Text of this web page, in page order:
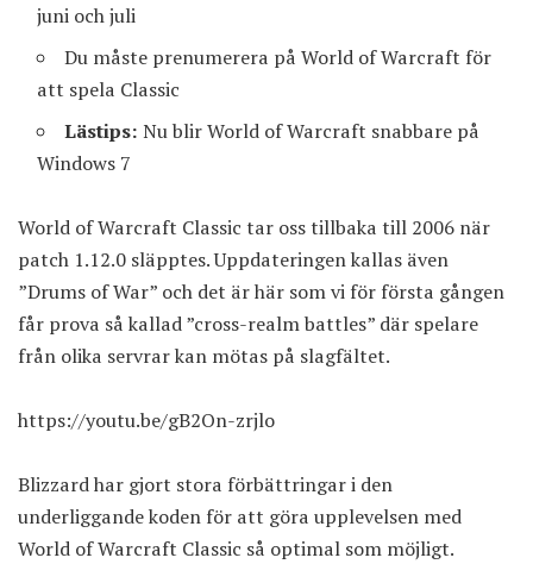
juni och juli
Du måste prenumerera på World of Warcraft för
att spela Classic
Lästips: Nu blir World of Warcraft snabbare på
Windows 7
World of Warcraft Classic tar oss tillbaka till 2006 när
patch 1.12.0 släpptes. Uppdateringen kallas även
”Drums of War” och det är här som vi för första gången
får prova så kallad ”cross-realm battles” där spelare
från olika servrar kan mötas på slagfältet.
https://youtu.be/gB2On-zrjlo
Blizzard har gjort stora förbättringar i den
underliggande koden för att göra upplevelsen med
World of Warcraft Classic så optimal som möjligt.